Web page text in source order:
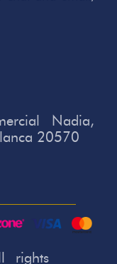
Nadia,
20570
rights